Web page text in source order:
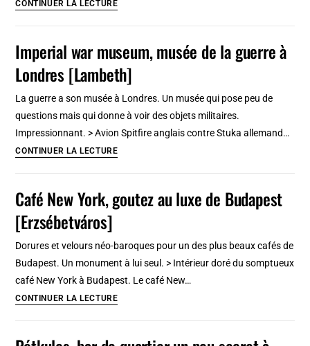
CONTINUER LA LECTURE
et
Covent
garden,
de
Londres
Imperial war museum, musée de la guerre à
Londres [Lambeth]
La guerre a son musée à Londres. Un musée qui pose peu de
questions mais qui donne à voir des objets militaires.
Impressionnant. > Avion Spitfire anglais contre Stuka allemand…
CONTINUER LA LECTUREImperial
musée
guerre
[Lambeth]
Café New York, goutez au luxe de Budapest
[Erzsébetváros]
Dorures et velours néo-baroques pour un des plus beaux cafés de
Budapest. Un monument à lui seul. > Intérieur doré du somptueux
café New York à Budapest. Le café New…
CONTINUER LA LECTURECafé